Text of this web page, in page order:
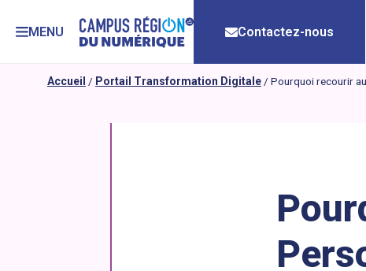
MENU Contactez-nous
Accueil / Portail Transformation Digitale / Pourquoi recourir